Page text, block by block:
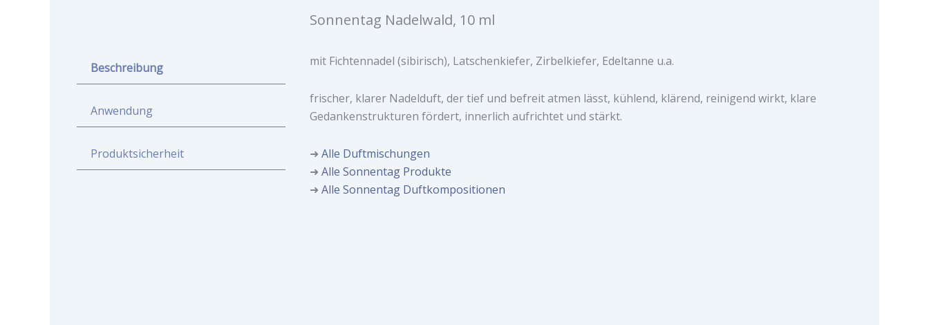
Sonnentag Nadelwald, 10 ml
Beschreibung
Anwendung
Produktsicherheit
mit Fichtennadel (sibirisch), Latschenkiefer, Zirbelkiefer, Edeltanne u.a.
frischer, klarer Nadelduft, der tief und befreit atmen lässt, kühlend, klärend, reinigend wirkt, klare
Gedankenstrukturen fördert, innerlich aufrichtet und stärkt.
➜ Alle Duftmischungen
➜ Alle Sonnentag Produkte
➜ Alle Sonnentag Duftkompositionen